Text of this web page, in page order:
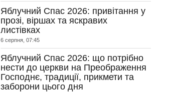
Яблучний Спас 2026: привітання у
прозі, віршах та яскравих
листівках
6 серпня, 07:45
Яблучний Спас 2026: що потрібно
нести до церкви на Преображення
Господнє, традиції, прикмети та
заборони цього дня